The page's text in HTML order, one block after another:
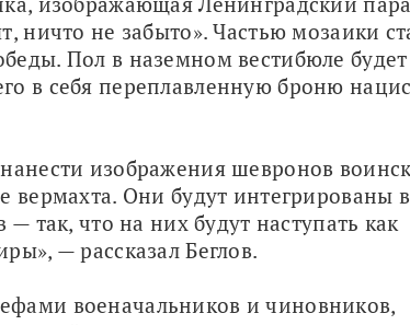
ничто не забыто». Частью мозаики
Пол в наземном вестибюле будет
в себя переплавленную броню
изображения шевронов
вермахта. Они будут интегрированы в
так, что на них будут наступать как
— рассказал Беглов.
военачальников и чиновников,